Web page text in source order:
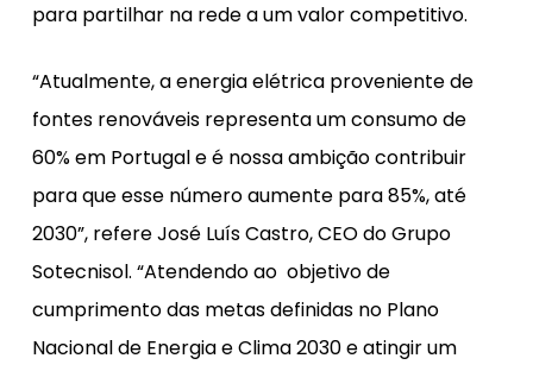
para partilhar na rede a um valor competitivo.
“Atualmente, a energia elétrica proveniente de
fontes renováveis representa um consumo de
60% em Portugal e é nossa ambição contribuir
para que esse número aumente para 85%, até
2030”, refere José Luís Castro, CEO do Grupo
Sotecnisol. “Atendendo ao objetivo de
cumprimento das metas definidas no Plano
Nacional de Energia e Clima 2030 e atingir um